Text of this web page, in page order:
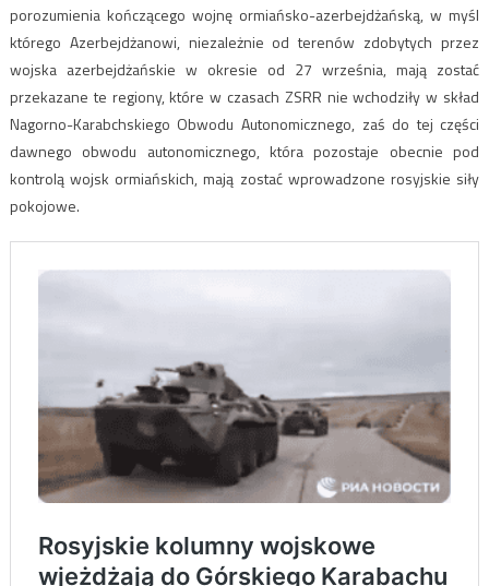
porozumienia kończącego wojnę ormiańsko-azerbejdżańską, w myśl
którego Azerbejdżanowi, niezależnie od terenów zdobytych przez
wojska azerbejdżańskie w okresie od 27 września, mają zostać
przekazane te regiony, które w czasach ZSRR nie wchodziły w skład
Nagorno-Karabchskiego Obwodu Autonomicznego, zaś do tej części
dawnego obwodu autonomicznego, która pozostaje obecnie pod
kontrolą wojsk ormiańskich, mają zostać wprowadzone rosyjskie siły
pokojowe.